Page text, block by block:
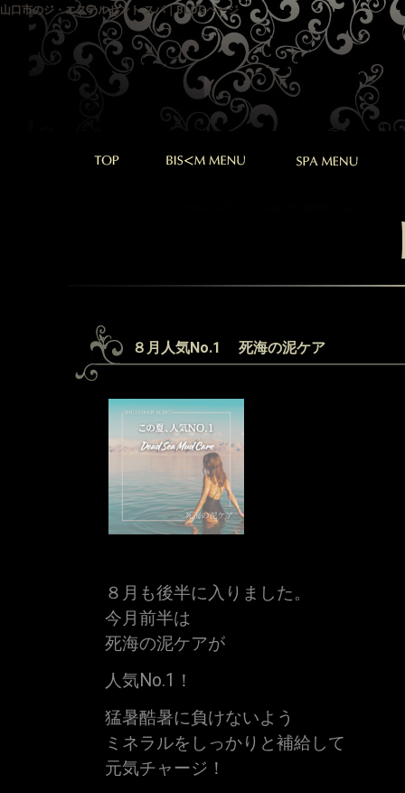
山口市のジ・エステルセント スパ｜BLOGページ
８月人気No.1 死海の泥ケア
８月も後半に入りました。
今月前半は
死海の泥ケアが
人気No.1！
猛暑酷暑に負けないよう
ミネラルをしっかりと補給して
元気チャージ！